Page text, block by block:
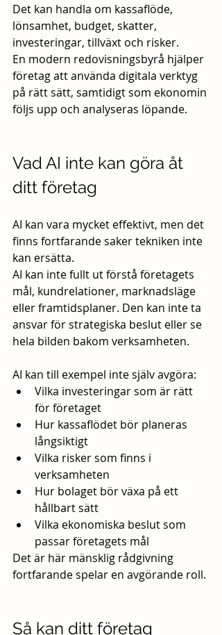
Det kan handla om kassaflöde,
lönsamhet, budget, skatter,
investeringar, tillväxt och risker.
En modern redovisningsbyrå hjälper
företag att använda digitala verktyg
på rätt sätt, samtidigt som ekonomin
följs upp och analyseras löpande.
Vad AI inte kan göra åt
ditt företag
AI kan vara mycket effektivt, men det
finns fortfarande saker tekniken inte
kan ersätta.
AI kan inte fullt ut förstå företagets
mål, kundrelationer, marknadsläge
eller framtidsplaner. Den kan inte ta
ansvar för strategiska beslut eller se
hela bilden bakom verksamheten.
AI kan till exempel inte själv avgöra:
Vilka investeringar som är rätt
för företaget
Hur kassaflödet bör planeras
långsiktigt
Vilka risker som finns i
verksamheten
Hur bolaget bör växa på ett
hållbart sätt
Vilka ekonomiska beslut som
passar företagets mål
Det är här mänsklig rådgivning
fortfarande spelar en avgörande roll.
Så kan ditt företag